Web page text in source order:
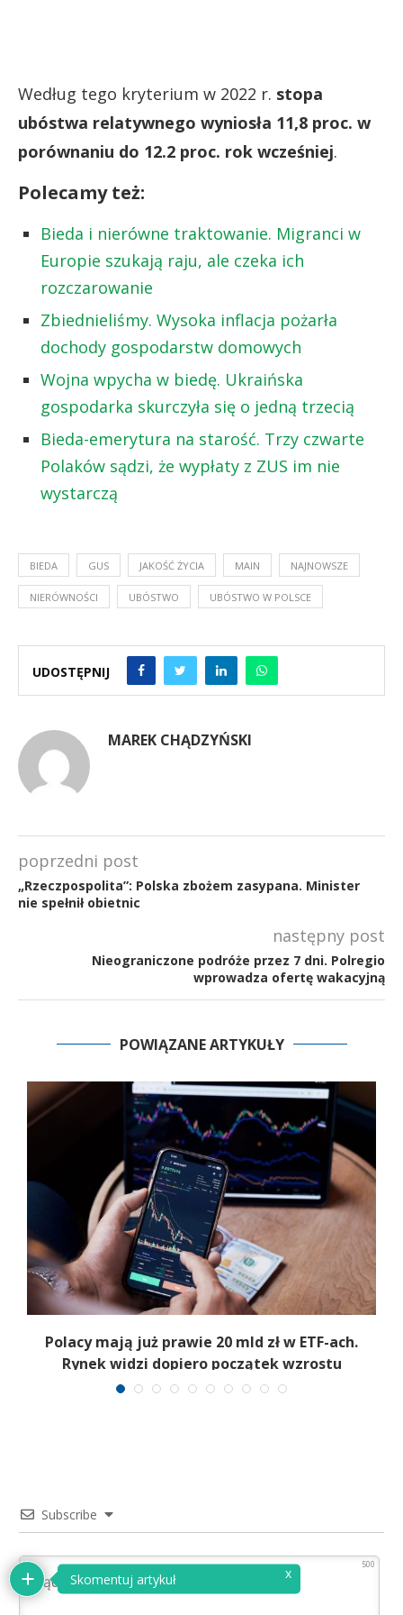
Według tego kryterium w 2022 r. stopa
ubóstwa relatywnego wyniosła 11,8 proc. w
porównaniu do 12.2 proc. rok wcześniej.
Polecamy też:
Bieda i nierówne traktowanie. Migranci w
Europie szukają raju, ale czeka ich
rozczarowanie
Zbiednieliśmy. Wysoka inflacja pożarła
dochody gospodarstw domowych
Wojna wpycha w biedę. Ukraińska
gospodarka skurczyła się o jedną trzecią
Bieda-emerytura na starość. Trzy czwarte
Polaków sądzi, że wypłaty z ZUS im nie
wystarczą
BIEDA GUS JAKOŚĆ ŻYCIA MAIN NAJNOWSZE
NIERÓWNOŚCI UBÓSTWO UBÓSTWO W POLSCE
UDOSTĘPNIJ
MAREK CHĄDZYŃSKI
poprzedni post
„Rzeczpospolita”: Polska zbożem zasypana. Minister
nie spełnił obietnic
następny post
Nieograniczone podróże przez 7 dni. Polregio
wprowadza ofertę wakacyjną
POWIĄZANE ARTYKUŁY
Polacy mają już prawie 20 mld zł w ETF-ach.
Rynek widzi dopiero początek wzrostu
Subscribe
500
Skomentuj artykuł x